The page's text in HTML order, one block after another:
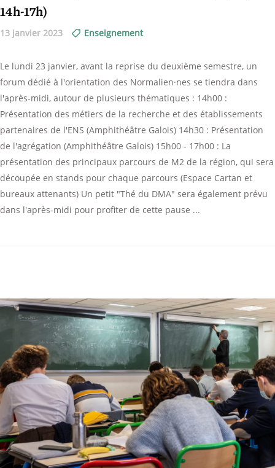
14h-17h)
13 janvier 2023 Enseignement
Le lundi 23 janvier, avant la reprise du deuxième semestre, un
forum dédié à l'orientation des Normalien·nes se tiendra dans
l'après-midi, autour de plusieurs thématiques : 14h00 :
Présentation des métiers de la recherche et des établissements
partenaires de l'ENS (Amphithéâtre Galois) 14h30 : Présentation
de l'agrégation (Amphithéâtre Galois) 15h00 - 17h00 : La
présentation des principaux parcours de M2 de la région, qui sera
découpée en stands pour chaque parcours (Espace Cartan et
bureaux attenants) Un petit "Thé du DMA" sera également prévu
dans l'après-midi pour profiter de cette pause